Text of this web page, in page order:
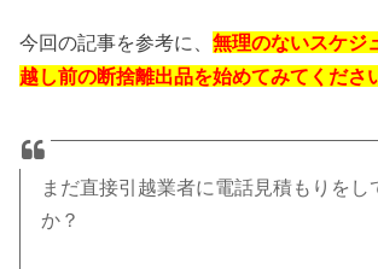
今回の記事を参考に、無理のないスケジ
越し前の断捨離出品を始めてみてくださ
まだ直接引越業者に電話見積もりをし
か？